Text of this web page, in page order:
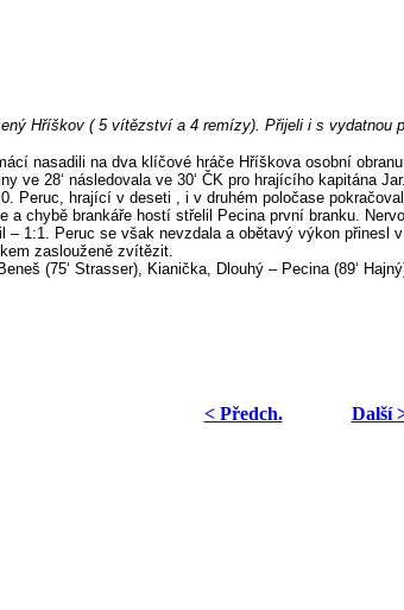
Hříškov ( 5 vítězství a 4 remízy). Přijeli i s
nasadili na dva klíčové hráče Hříškova osobní
ve 28‘ následovala ve 30‘ ČK pro hrajícího kapitána
Peruc, hrající v deseti , i v druhém poločase
a chybě brankáře hostí střelil Pecina první branku.
1:1. Peruc se však nevzdala a obětavý výkon
zaslouženě zvítězit.
(75‘ Strasser), Kianička, Dlouhý – Pecina (89‘
< Předch.
Další